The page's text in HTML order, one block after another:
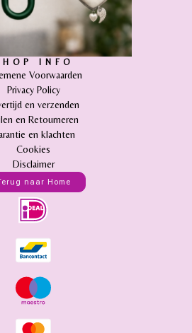
INFO
Voorwaarden
Privacy Policy
en verzenden
en Retourneren
en klachten
Cookies
Disclaimer
naar Home